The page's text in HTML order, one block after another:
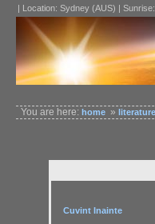
| Location: Sydney (AUS) |
You are here: home » literature
Cuvint Inainte